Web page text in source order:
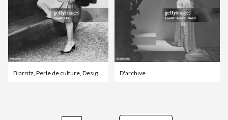
Biarritz Perle de culture Designer D'archive